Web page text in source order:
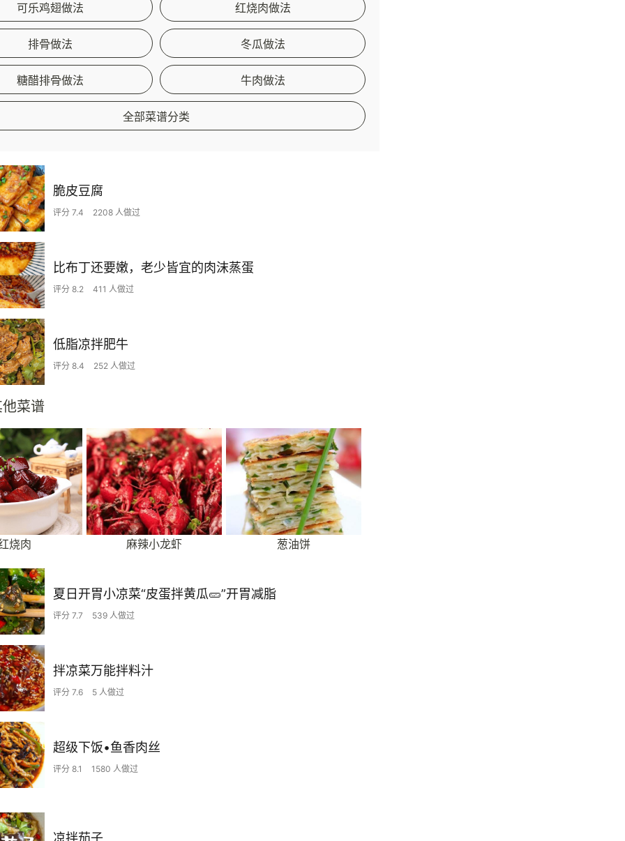
可乐鸡翅做法 红烧肉做法
排骨做法 冬瓜做法
糖醋排骨做法 牛肉做法
全部菜谱分类
脆皮豆腐
评分 7.4 2208 人做过
比布丁还要嫩，老少皆宜的肉沫蒸蛋
评分 8.2 411 人做过
低脂凉拌肥牛
评分 8.4 252 人做过
菜谱
烧肉 麻辣小龙虾 葱油饼
夏日开胃小凉菜“皮蛋拌黄瓜🥒”开胃减脂
评分 7.7 539 人做过
拌凉菜万能拌料汁
评分 7.6 5 人做过
超级下饭•鱼香肉丝
评分 8.1 1580 人做过
凉拌茄子